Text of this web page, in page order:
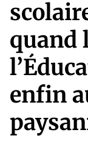
quand
enfin